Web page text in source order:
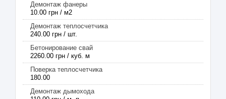
Демонтаж фанеры
10.00 грн / м2
Демонтаж теплосчетчика
240.00 грн / шт.
Бетонирование свай
2260.00 грн / куб. м
Поверка теплосчетчика
180.00
Демонтаж дымохода